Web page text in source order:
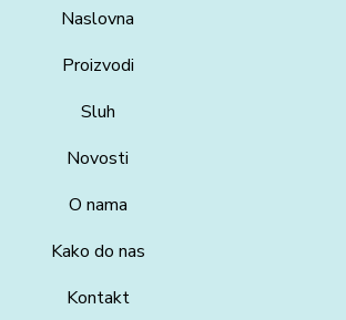
Naslovna
Proizvodi
Sluh
Novosti
O nama
Kako do nas
Kontakt